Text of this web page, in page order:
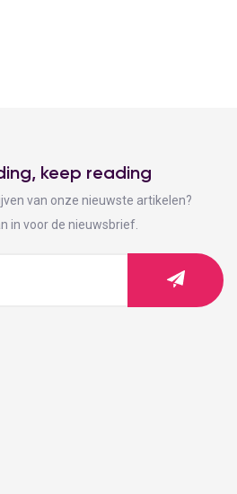
keep reading
van onze nieuwste artikelen?
in voor de nieuwsbrief.